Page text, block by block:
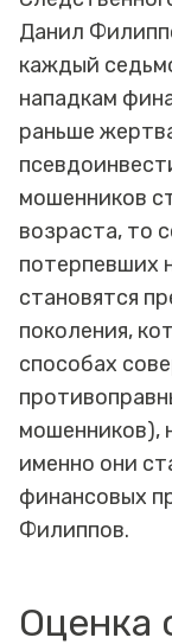
Данил
каждый
нападкам
раньше
мошенников
возраста, то
потерпевших
становятся
поколения,
способах
мошенников),
именно они
финансовых
Филиппов.
Оценка